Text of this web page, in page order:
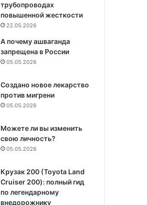
трубопроводах
повышенной жесткости
22.05.2026
А почему ашваганда
запрещена в России
05.05.2026
Создано новое лекарство
против мигрени
05.05.2026
Можете ли вы изменить
свою личность?
05.05.2026
Крузак 200 (Toyota Land
Cruiser 200): полный гид
по легендарному
внедорожнику